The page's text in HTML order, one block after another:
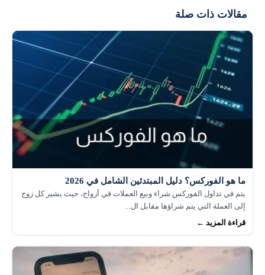
مقالات ذات صلة
ما هو الفوركس؟ دليل المبتدئين الشامل في 2026
يتم في تداول الفوركس شراء وبيع العملات في أزواج، حيث يشير كل زوج
إلى العملة التي يتم شراؤها مقابل ال...
قراءة المزيد ←